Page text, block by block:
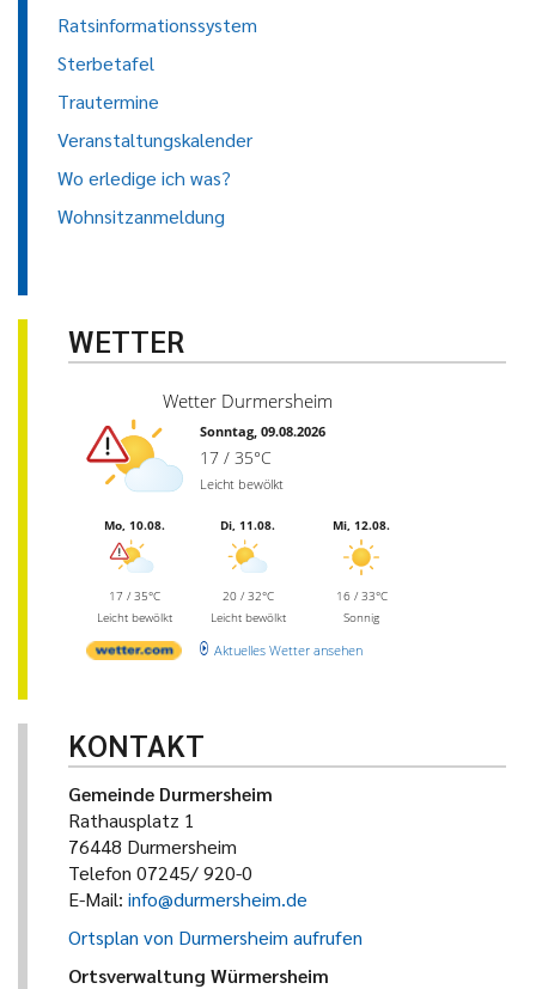
Ratsinformationssystem
Sterbetafel
Trautermine
Veranstaltungskalender
Wo erledige ich was?
Wohnsitzanmeldung
WETTER
Wetter Durmersheim
Sonntag, 09.08.2026
17 / 35°C
Leicht bewölkt
Mo, 10.08.
17 / 35°C
Leicht bewölkt
Di, 11.08.
20 / 32°C
Leicht bewölkt
Mi, 12.08.
16 / 33°C
Sonnig
Aktuelles Wetter ansehen
KONTAKT
Gemeinde Durmersheim
Rathausplatz 1
76448 Durmersheim
Telefon 07245/ 920-0
E-Mail: info@durmersheim.de
Ortsplan von Durmersheim aufrufen
Ortsverwaltung Würmersheim